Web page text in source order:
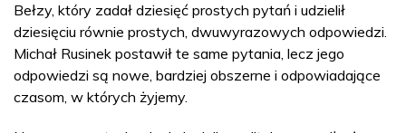
Bełzy, który zadał dziesięć prostych pytań i udzielił
dziesięciu równie prostych, dwuwyrazowych odpowiedzi.
Michał Rusinek postawił te same pytania, lecz jego
odpowiedzi są nowe, bardziej obszerne i odpowiadające
czasom, w których żyjemy.